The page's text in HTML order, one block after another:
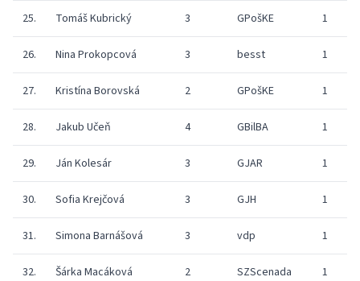
25. Tomáš Kubrický 3 GPošKE 1
26. Nina Prokopcová 3 besst 1
27. Kristína Borovská 2 GPošKE 1
28. Jakub Učeň 4 GBilBA 1
29. Ján Kolesár 3 GJAR 1
30. Sofia Krejčová 3 GJH 1
31. Simona Barnášová 3 vdp 1
32. Šárka Macáková 2 SZScenada 1